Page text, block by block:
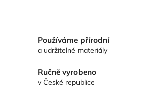
Používáme přírodní
a udržitelné materiály
Ručně vyrobeno
v České republice